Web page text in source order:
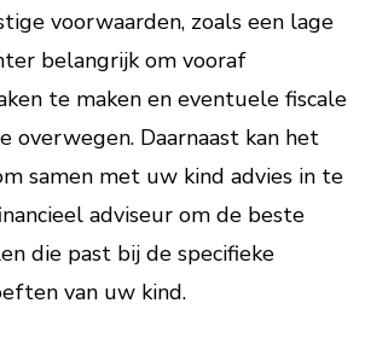
voorwaarden, zoals een lage
belangrijk om vooraf
te maken en eventuele fiscale
overwegen. Daarnaast kan het
samen met uw kind advies in te
adviseur om de beste
die past bij de specifieke
van uw kind.